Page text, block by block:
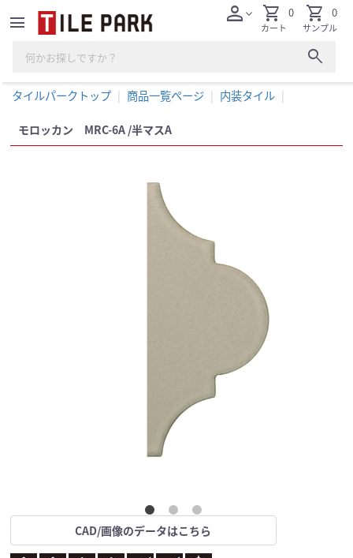
menu
search
personexpand_more shopping_cart
カート
0 shopping_cart
サンプル
0
タイルパークトップ 商品一覧ページ 内装タイル
モロッカン MRC-6A /半マスA
CAD/画像のデータはこちら